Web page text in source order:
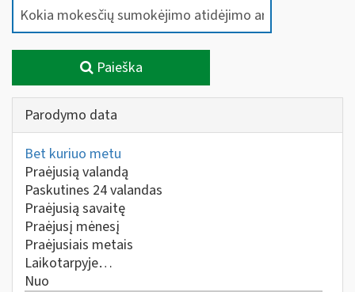
Paieška
Parodymo data
Bet kuriuo metu
Praėjusią valandą
Paskutines 24 valandas
Praėjusią savaitę
Praėjusį mėnesį
Praėjusiais metais
Laikotarpyje…
Nuo